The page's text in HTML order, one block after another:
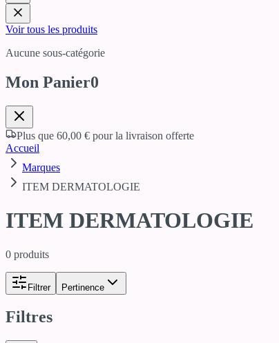
Voir tous les produits
Aucune sous-catégorie
Mon Panier0
Plus que 60,00 € pour la livraison offerte
Accueil
Marques
ITEM DERMATOLOGIE
ITEM DERMATOLOGIE
0 produits
Filtrer Pertinence
Filtres